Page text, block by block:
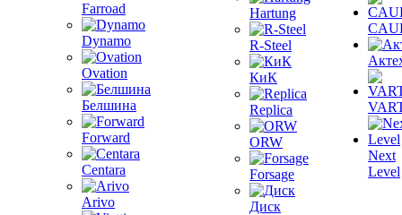
Farroad
Dynamo
Ovation
Белшина
Forward
Centara
Arivo
Hartung
R-Steel
КиК
Replica
ORW
Forsage
Диск
Next
Level